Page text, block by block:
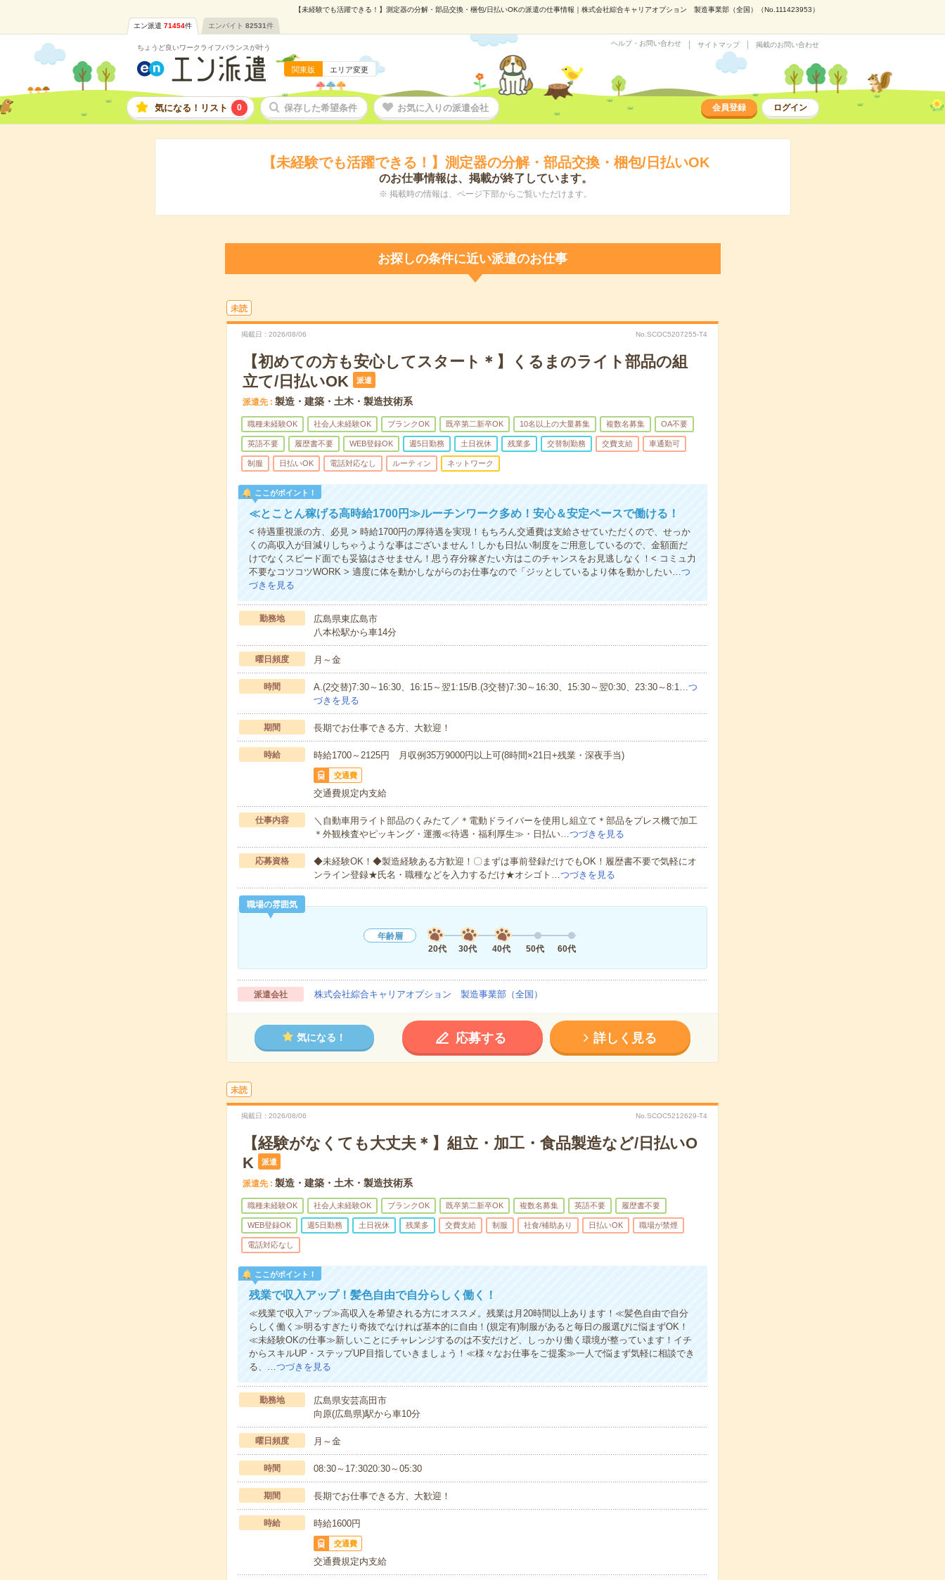
【未経験でも活躍できる！】測定器の分解・部品交換・梱包/日払いOKの派遣の仕事情報｜株式会社綜合キャリアオプション 製造事業部（全国）（No.111423953）
エン派遣 71454件 エンバイト 82531件
ちょうど良いワークライフバランスが叶う
関東版 エリア変更
ヘルプ・お問い合わせ サイトマップ 掲載のお問い合わせ
気になる！リスト 0 保存した希望条件 お気に入りの派遣会社 会員登録 ログイン
【未経験でも活躍できる！】測定器の分解・部品交換・梱包/日払いOK
のお仕事情報は、掲載が終了しています。
※ 掲載時の情報は、ページ下部からご覧いただけます。
お探しの条件に近い派遣のお仕事
未読
掲載日 2026/08/06 No.SCOC5207255-T4
【初めての方も安心してスタート＊】くるまのライト部品の組
立て/日払いOK
派遣
派遣先 製造・建築・土木・製造技術系
職種未経験OK 社会人未経験OK ブランクOK 既卒第二新卒OK 10名以上の大量募集 複数名募集 OA不要
英語不要 履歴書不要 WEB登録OK 週5日勤務 土日祝休 残業多 交替制勤務 交費支給 車通勤可
制服 日払いOK 電話対応なし ルーティン ネットワーク
ここがポイント！
≪とことん稼げる高時給1700円≫ルーチンワーク多め！安心＆安定ペースで働ける！
< 待遇重視派の方、必見 > 時給1700円の厚待遇を実現！もちろん交通費は支給させていただくので、せっか
くの高収入が目減りしちゃうような事はございません！しかも日払い制度をご用意しているので、金額面だ
けでなくスピード面でも妥協はさせません！思う存分稼ぎたい方はこのチャンスをお見逃しなく！< コミュ力
不要なコツコツWORK > 適度に体を動かしながらのお仕事なので「ジッとしているより体を動かしたい…つ
づきを見る
勤務地
広島県東広島市
八本松駅から車14分
曜日頻度 月～金
時間 A.(2交替)7:30～16:30、16:15～翌1:15/B.(3交替)7:30～16:30、15:30～翌0:30、23:30～8:1…つ
づきを見る
期間 長期でお仕事できる方、大歓迎！
時給 時給1700～2125円 月収例35万9000円以上可(8時間×21日+残業・深夜手当)
交通費
交通費規定内支給
仕事内容
＼自動車用ライト部品のくみたて／＊電動ドライバーを使用し組立て＊部品をプレス機で加工
＊外観検査やピッキング・運搬≪待遇・福利厚生≫・日払い…つづきを見る
応募資格
◆未経験OK！◆製造経験ある方歓迎！〇まずは事前登録だけでもOK！履歴書不要で気軽にオ
ンライン登録★氏名・職種などを入力するだけ★オシゴト…つづきを見る
職場の雰囲気
年齢層
20代
30代 40代 50代 60代
派遣会社 株式会社綜合キャリアオプション 製造事業部（全国）
気になる！ 応募する 詳しく見る
未読
掲載日 2026/08/06 No.SCOC5212629-T4
【経験がなくても大丈夫＊】組立・加工・食品製造など/日払いO
K
派遣
派遣先 製造・建築・土木・製造技術系
職種未経験OK 社会人未経験OK ブランクOK 既卒第二新卒OK 複数名募集 英語不要 履歴書不要
WEB登録OK 週5日勤務 土日祝休 残業多 交費支給 制服 社食/補助あり 日払いOK 職場が禁煙
電話対応なし
ここがポイント！
残業で収入アップ！髪色自由で自分らしく働く！
≪残業で収入アップ≫高収入を希望される方にオススメ。残業は月20時間以上あります！≪髪色自由で自分
らしく働く≫明るすぎたり奇抜でなければ基本的に自由！(規定有)制服があると毎日の服選びに悩まずOK！
≪未経験OKの仕事≫新しいことにチャレンジするのは不安だけど、しっかり働く環境が整っています！イチ
からスキルUP・ステップUP目指していきましょう！≪様々なお仕事をご提案≫一人で悩まず気軽に相談でき
る、…つづきを見る
勤務地
広島県安芸高田市
向原(広島県)駅から車10分
曜日頻度 月～金
時間 08:30～17:3020:30～05:30
期間 長期でお仕事できる方、大歓迎！
時給 時給1600円
交通費
交通費規定内支給